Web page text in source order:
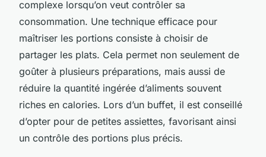
complexe lorsqu’on veut contrôler sa
consommation. Une technique efficace pour
maîtriser les portions consiste à choisir de
partager les plats. Cela permet non seulement de
goûter à plusieurs préparations, mais aussi de
réduire la quantité ingérée d’aliments souvent
riches en calories. Lors d’un buffet, il est conseillé
d’opter pour de petites assiettes, favorisant ainsi
un contrôle des portions plus précis.